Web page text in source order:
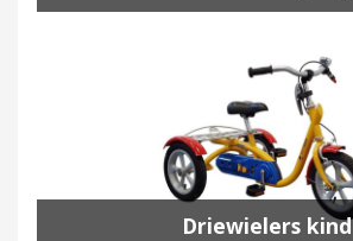
Driewielers kind